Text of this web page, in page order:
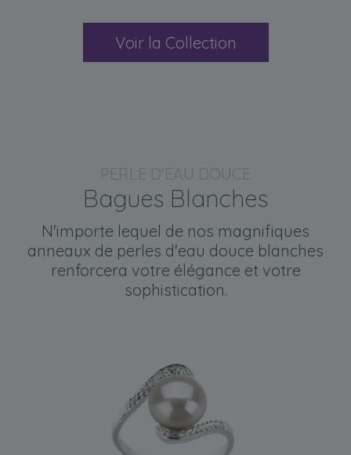
Voir la Collection
PERLE D'EAU DOUCE
Bagues Blanches
N'importe lequel de nos magnifiques
anneaux de perles d'eau douce blanches
renforcera votre élégance et votre
sophistication.